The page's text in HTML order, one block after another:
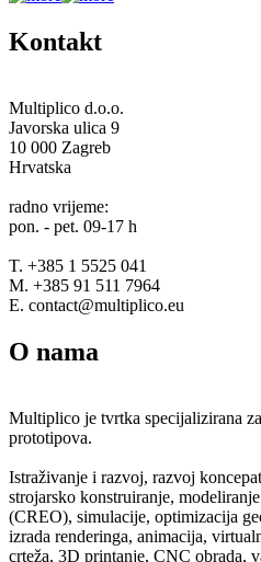
Kontakt
Multiplico d.o.o.
Javorska ulica 9
10 000 Zagreb
Hrvatska
radno vrijeme:
pon. - pet. 09-17 h
T. +385 1 5525 041
M. +385 91 511 7964
E. contact@multiplico.eu
O nama
Multiplico je tvrtka specijalizirana
prototipova.
Istraživanje i razvoj, razvoj
strojarsko konstruiranje,
(CREO), simulacije, optimizacija
izrada renderinga, animacija,
crteža, 3D printanje, CNC obrada,